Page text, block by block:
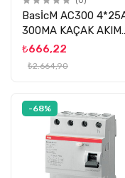
BasİcM AC300
300MA KAÇAK AKIM
ROLESİ ABB
₺666,22
₺2.664,90
-68%